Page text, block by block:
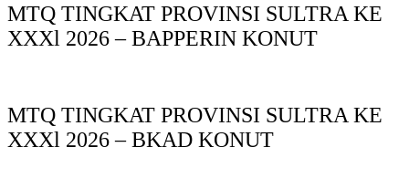
MTQ TINGKAT PROVINSI SULTRA KE
XXXl 2026 – BAPPERIN KONUT
MTQ TINGKAT PROVINSI SULTRA KE
XXXl 2026 – BKAD KONUT